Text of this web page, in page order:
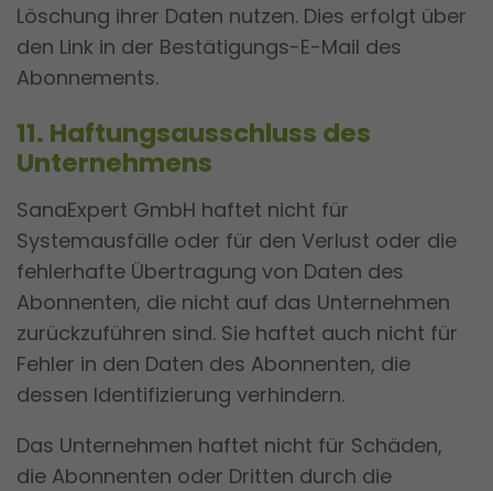
Löschung ihrer Daten nutzen. Dies erfolgt über
den Link in der Bestätigungs-E-Mail des
Abonnements.
11. Haftungsausschluss des
Unternehmens
SanaExpert GmbH haftet nicht für
Systemausfälle oder für den Verlust oder die
fehlerhafte Übertragung von Daten des
Abonnenten, die nicht auf das Unternehmen
zurückzuführen sind. Sie haftet auch nicht für
Fehler in den Daten des Abonnenten, die
dessen Identifizierung verhindern.
Das Unternehmen haftet nicht für Schäden,
die Abonnenten oder Dritten durch die